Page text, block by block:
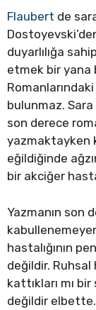
Flaubert de
duyarlılığa
etmek bir yana
bulunmaz.
son derece
yazmaktayken
eğildiğinde
bir akciğer
Yazmanın son
hastalığının
değildir. Ruhsal
kattıkları mı
değildir elbette.